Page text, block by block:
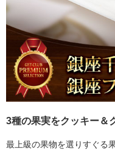
3種の果実をクッキー＆
最上級の果物を選りすぐる